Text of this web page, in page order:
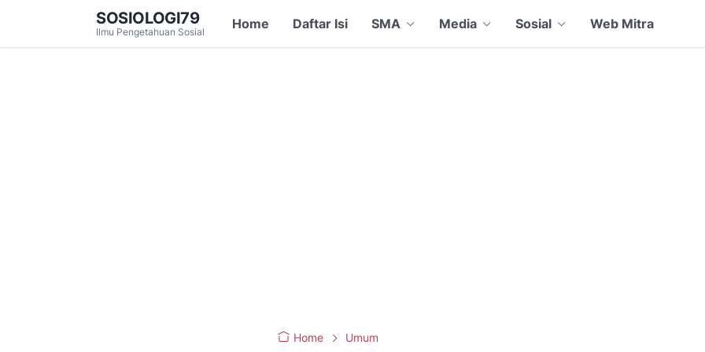
SOSIOLOGI79
Ilmu Pengetahuan Sosial
Home Daftar Isi SMA Media Sosial Web Mitra
Home Umum